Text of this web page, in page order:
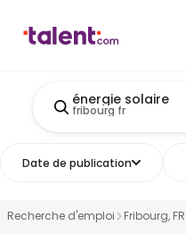
énergie solaire
fribourg fr
Date de publication
Recherche d'emploi Fribourg, FR